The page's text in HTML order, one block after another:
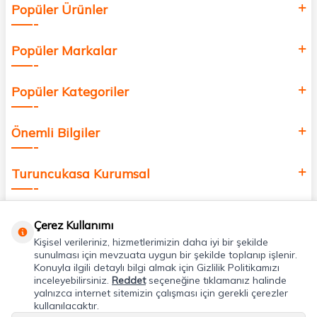
değer katmak için bize katılın!
Popüler Ürünler
Popüler Markalar
Popüler Kategoriler
Önemli Bilgiler
Turuncukasa Kurumsal
Uygulamalarımız
Adres & İletişim
Çerez Kullanımı
Kişisel verileriniz, hizmetlerimizin daha iyi bir şekilde
sunulması için mevzuata uygun bir şekilde toplanıp işlenir.
Konuyla ilgili detaylı bilgi almak için Gizlilik Politikamızı
inceleyebilirsiniz. Reddetseçeneğine tıklamanız halinde
yalnızca internet sitemizin çalışması için gerekli çerezler
kullanılacaktır.